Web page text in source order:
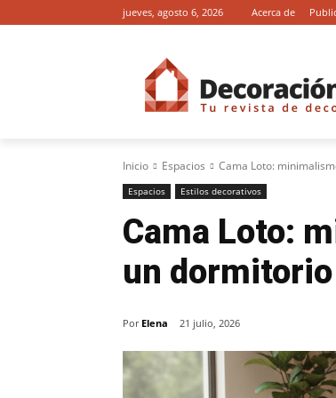
jueves, agosto 6, 2026 Acerca de
Inicio Espacios Cama Loto:
Espacios Estilos decorativos
Cama Loto:
un
Por Elena 21 julio, 2026